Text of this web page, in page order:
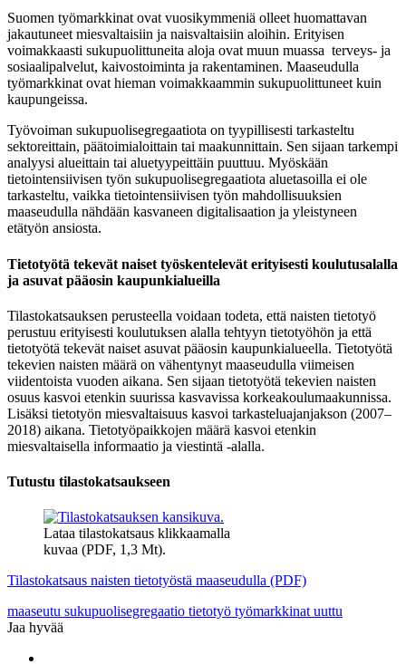
Suomen työmarkkinat ovat vuosikymmeniä olleet huomattavan
jakautuneet miesvaltaisiin ja naisvaltaisiin aloihin. Erityisen
voimakkaasti sukupuolittuneita aloja ovat muun muassa terveys- ja
sosiaalipalvelut, kaivostoiminta ja rakentaminen. Maaseudulla
työmarkkinat ovat hieman voimakkaammin sukupuolittuneet kuin
kaupungeissa.
Työvoiman sukupuolisegregaatiota on tyypillisesti tarkasteltu
sektoreittain, päätoimialoittain tai maakunnittain. Sen sijaan tarkempi
analyysi alueittain tai aluetyypeittäin puuttuu. Myöskään
tietointensiivisen työn sukupuolisegregaatiota aluetasoilla ei ole
tarkasteltu, vaikka tietointensiivisen työn mahdollisuuksien
maaseudulla nähdään kasvaneen digitalisaation ja yleistyneen
etätyön ansiosta.
Tietotyötä tekevät naiset työskentelevät erityisesti koulutusalalla
ja asuvat pääosin kaupunkialueilla
Tilastokatsauksen perusteella voidaan todeta, että naisten tietotyö
perustuu erityisesti koulutuksen alalla tehtyyn tietotyöhön ja että
tietotyötä tekevät naiset asuvat pääosin kaupunkialueella. Tietotyötä
tekevien naisten määrä on vähentynyt maaseudulla viimeisen
viidentoista vuoden aikana. Sen sijaan tietotyötä tekevien naisten
osuus kasvoi etenkin suurissa kasvavissa korkeakoulumaakunnissa.
Lisäksi tietotyön miesvaltaisuus kasvoi tarkasteluajanjakson (2007–
2018) aikana. Tietotyöpaikkojen määrä kasvoi etenkin
miesvaltaisella informaatio ja viestintä -alalla.
Tutustu tilastokatsaukseen
Lataa tilastokatsaus klikkaamalla
kuvaa (PDF, 1,3 Mt).
Tilastokatsaus naisten tietotyöstä maaseudulla (PDF)
maaseutu sukupuolisegregaatio tietotyö työmarkkinatuuttu
Jaa hyvää